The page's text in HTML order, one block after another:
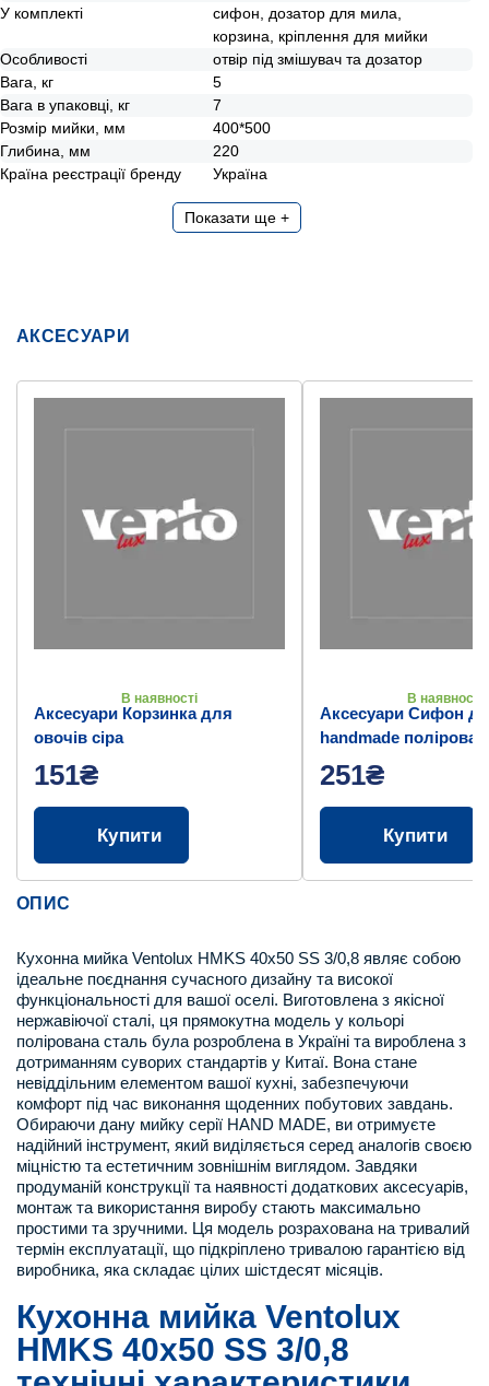
У комплекті
сифон, дозатор для мила,
корзина, кріплення для мийки
Особливості
отвір під змішувач та дозатор
Вага, кг
5
Вага в упаковці, кг
7
Розмір мийки, мм
400*500
Глибина, мм
220
Країна реєстрації бренду
Україна
Показати ще +
АКСЕСУАРИ
В наявності
Аксесуари Корзинка для
овочів сіра
151₴
Купити
В наявності
Аксесуари Сифон
handmade
251₴
Купити
ОПИС
Кухонна мийка Ventolux HMKS 40x50 SS 3/0,8 являє собою
ідеальне поєднання сучасного дизайну та високої
функціональності для вашої оселі. Виготовлена з якісної
нержавіючої сталі, ця прямокутна модель у кольорі
полірована сталь була розроблена в Україні та вироблена з
дотриманням суворих стандартів у Китаї. Вона стане
невіддільним елементом вашої кухні, забезпечуючи
комфорт під час виконання щоденних побутових завдань.
Обираючи дану мийку серії HAND MADE, ви отримуєте
надійний інструмент, який виділяється серед аналогів своєю
міцністю та естетичним зовнішнім виглядом. Завдяки
продуманій конструкції та наявності додаткових аксесуарів,
монтаж та використання виробу стають максимально
простими та зручними. Ця модель розрахована на тривалий
термін експлуатації, що підкріплено тривалою гарантією від
виробника, яка складає цілих шістдесят місяців.
Кухонна мийка Ventolux
HMKS 40x50 SS 3/0,8